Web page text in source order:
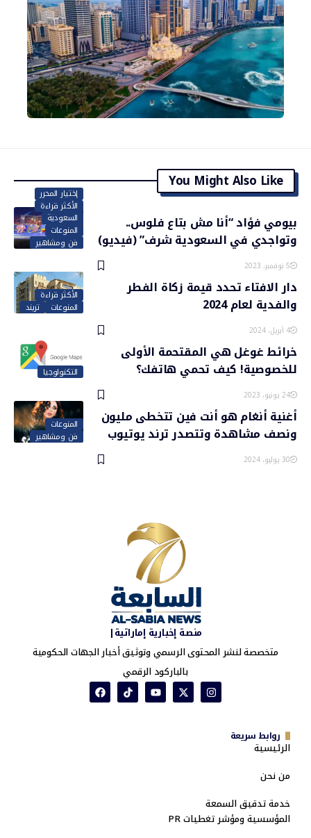
You Might Also Like
إختيار المحرر
الأكثر قراءة
السعودية
المنوعات
فن ومشاهير
بيومي فؤاد “أنا مش بتاع فلوس..
وتواجدي في السعودية شرف” (فيديو)
5 نوفمبر، 2023
الأكثر قراءة
المنوعات
تريند
دار الافتاء تحدد قيمة زكاة الفطر
والفدية لعام 2024
4 أبريل، 2024
التكنولوجيا
خرائط غوغل هي المقتحمة الأولى
للخصوصية! كيف تحمي هاتفك؟
24 يونيو، 2023
المنوعات
فن ومشاهير
أغنية أنغام هو أنت فين تتخطى مليون
ونصف مشاهدة وتتصدر ترند يوتيوب
30 يوليو، 2024
منصة إخبارية إماراتية|
متخصصة لنشر المحتوى الرسمي وتوثيق أخبار الجهات الحكومية
بالباركود الرقمي
روابط سريعة
الرئيسية
من نحن
خدمة تدقيق السمعة
المؤسسية ومؤشر تغطيات PR